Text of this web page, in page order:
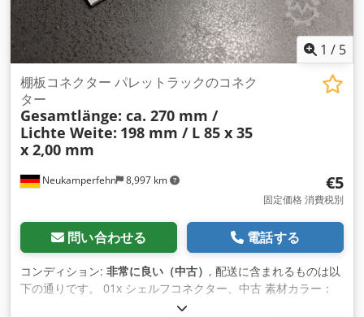
1 / 5
Neukamperfehn 8,997 km
棚板コネクター パレットラックのコネク
ター
Gesamtlänge: ca. 270 mm /
Lichte Weite: 198 mm / L 85 x 35
x 2,00 mm
€5
固定価格 消費税別
問い合わせる 電話する
コンディション: 非常に良い（中古） , 配送に含まれるものは以
下の通りです。 01x シェルフコネクター、中古 素材カラー：
センジミール亜鉛メッキ L型プロファイル寸法：